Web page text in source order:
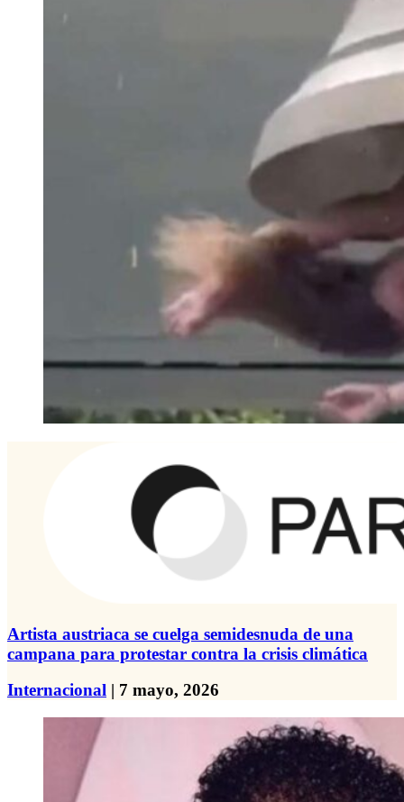
Artista austriaca se cuelga semidesnuda de una
campana para protestar contra la crisis climática
Internacional | 7 mayo, 2026